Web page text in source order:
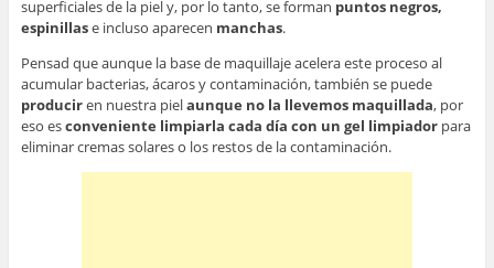
superficiales de la piel y, por lo tanto, se forman puntos negros,
espinillase incluso aparecen manchas.
Pensad que aunque la base de maquillaje acelera este proceso al
acumular bacterias, ácaros y contaminación, también se puede
produciren nuestra pielaunque no la llevemos maquillada, por
eso esconveniente limpiarla cada día con un gel limpiadorpara
eliminar cremas solares o los restos de la contaminación.